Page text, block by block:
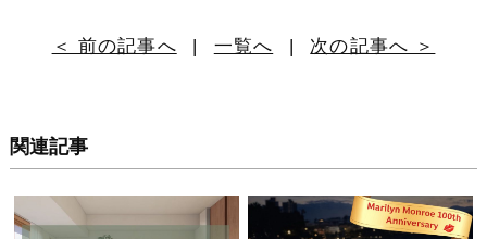
＜ 前の記事へ 一覧へ 次の記事へ ＞
関連記事